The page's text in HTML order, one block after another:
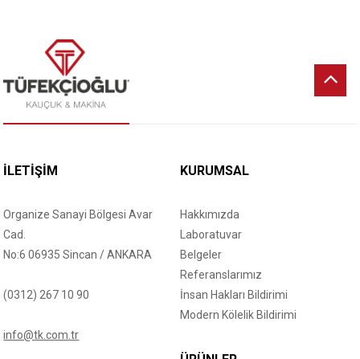
İLETİŞİM
Organize Sanayi Bölgesi Avar
Cad.
No:6 06935 Sincan / ANKARA
(0312) 267 10 90
info@tk.com.tr
KURUMSAL
Hakkımızda
Laboratuvar
Belgeler
Referanslarımız
İnsan Hakları Bildirimi
Modern Kölelik Bildirimi